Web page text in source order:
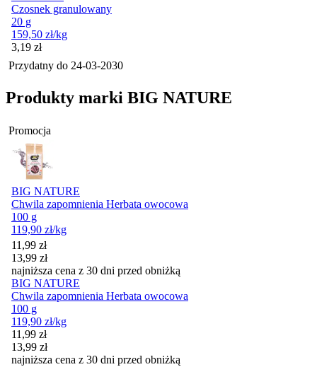
Czosnek granulowany
20 g
159,50 zł/kg
Cena
3,19 zł
Przydatny do 24-03-2030
Produkty marki BIG NATURE
Promocja
BIG NATURE
Chwila zapomnienia Herbata owocowa
100 g
119,90 zł/kg
Cena promocyjna
11,99 zł
13,99 zł
najniższa cena z 30 dni przed obniżką
BIG NATURE
Chwila zapomnienia Herbata owocowa
100 g
119,90 zł/kg
Cena promocyjna
11,99 zł
13,99 zł
najniższa cena z 30 dni przed obniżką